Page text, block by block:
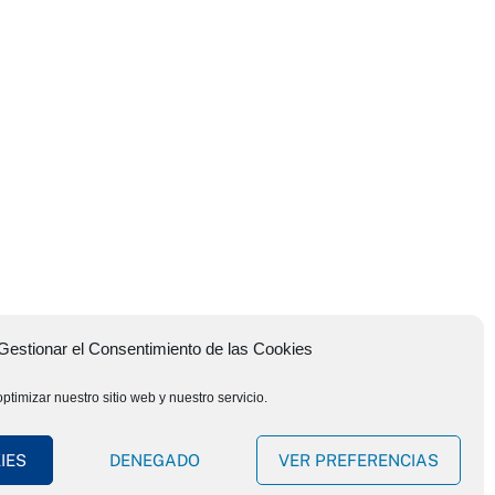
el Consentimiento de las Cookies
nuestro sitio web y nuestro servicio.
DENEGADO VER PREFERENCIAS